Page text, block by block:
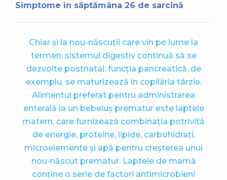
Simptome în săptămâna 26 de sarcină
Chiar și la nou-născuții care vin pe lume la
termen, sistemul digestiv continuă să se
dezvolte postnatal: funcția pancreatică, de
exemplu, se maturizează în copilăria târzie.
Alimentul preferat pentru administrarea
enterală la un bebeluș prematur este laptele
matern, care furnizează combinația potrivită
de energie, proteine, lipide, carbohidraţi,
microelemente şi apă pentru creşterea unui
nou-născut prematur. Laptele de mamă
conţine o serie de factori antimicrobieni